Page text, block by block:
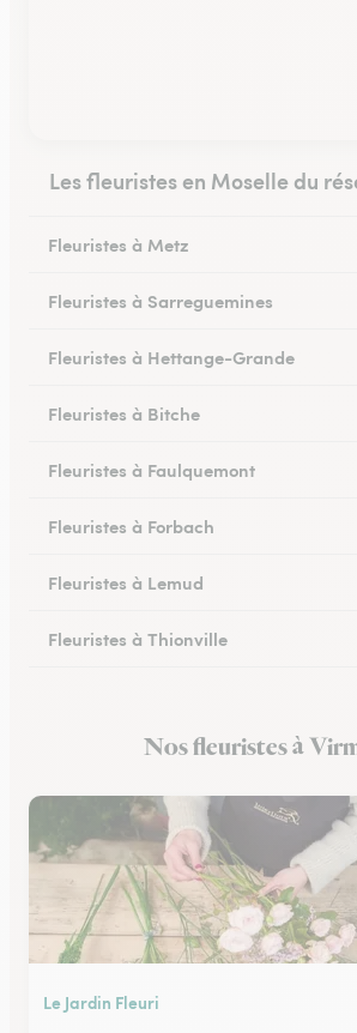
Les fleuristes en Moselle du
Fleuristes à Metz
Fleuristes à Sarreguemines
Fleuristes à Hettange-Grande
Fleuristes à Bitche
Fleuristes à Faulquemont
Fleuristes à Forbach
Fleuristes à Lemud
Fleuristes à Thionville
Fleuristes à PeltreNos fleuristes à
Le Jardin Fleuri